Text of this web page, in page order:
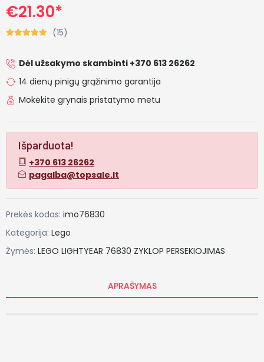
€21.30*
(15)
Dėl užsakymo skambinti +370 613 26262
14 dienų pinigų grąžinimo garantija
Mokėkite grynais pristatymo metu
Išparduota!
+370 613 26262
pagalba@topsale.lt
Prekės kodas: imo76830
Kategorija: Lego
Žymės: LEGO LIGHTYEAR 76830 ZYKLOP PERSEKIOJIMAS
APRAŠYMAS